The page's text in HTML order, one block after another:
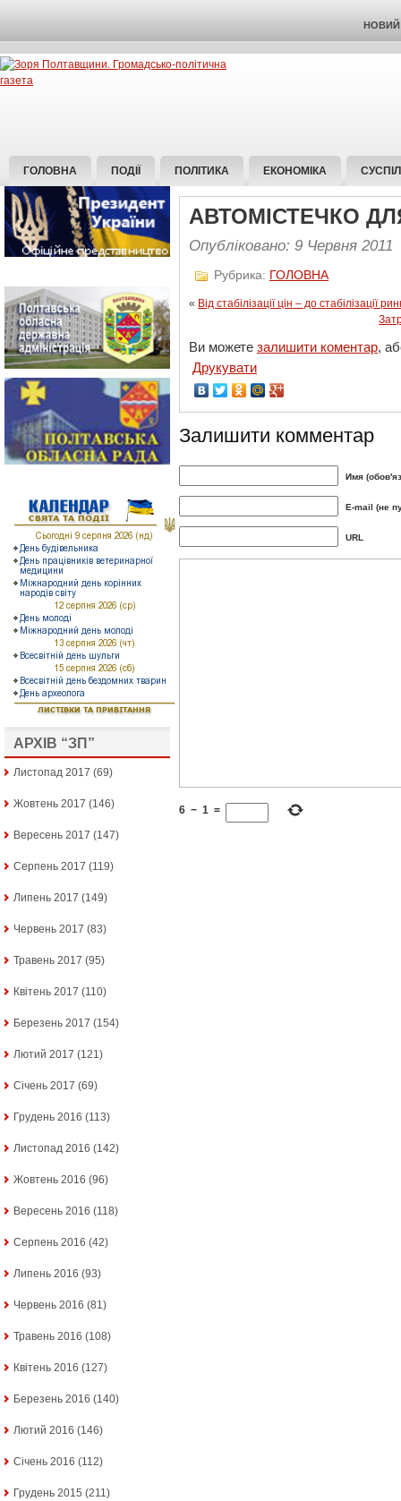
НОВИЙ
ГОЛОВНА ПОДІЇ ПОЛІТИКА ЕКОНОМІКА
АРХІВ “ЗП”
Листопад 2017 (69)
Жовтень 2017 (146)
Вересень 2017 (147)
Серпень 2017 (119)
Липень 2017 (149)
Червень 2017 (83)
Травень 2017 (95)
Квітень 2017 (110)
Березень 2017 (154)
Лютий 2017 (121)
Січень 2017 (69)
Грудень 2016 (113)
Листопад 2016 (142)
Жовтень 2016 (96)
Вересень 2016 (118)
Серпень 2016 (42)
Липень 2016 (93)
Червень 2016 (81)
Травень 2016 (108)
Квітень 2016 (127)
Березень 2016 (140)
Лютий 2016 (146)
Січень 2016 (112)
Грудень 2015 (211)
АВТОМІСТЕЧКО
Опубліковано: 9 Червня 2011
Рубрика: ГОЛОВНА
« Від стабілізації цін – до стабілізації
Ви можете залишити коментар,
Друкувати
Залишити комментар
Имя
E-mail (не
URL
6 − 1 =